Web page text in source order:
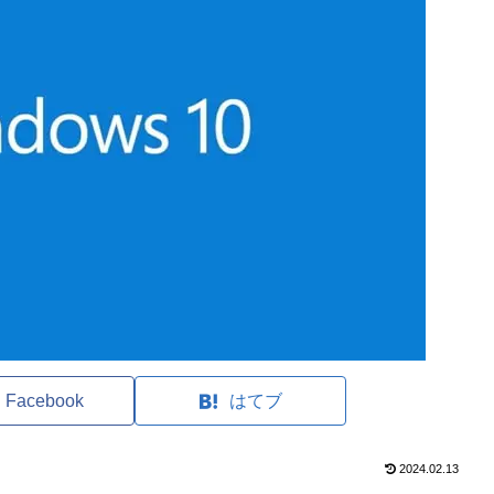
Facebook はてブ
2024.02.13